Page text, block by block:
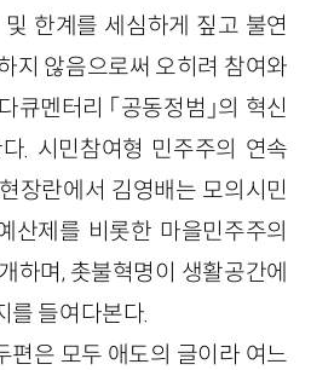
한계를 세심하게 짚고 불연
지 않음으로써 오히려 참여와
큐멘터리 「공동정범」의 혁신
. 시민참여형 민주주의 연속
장란에서 김영배는 모의시민
산제를 비롯한 마을민주주의
하며, 촛불혁명이 생활공간에
를 들여다본다.
편은 모두 애도의 글이라 여느